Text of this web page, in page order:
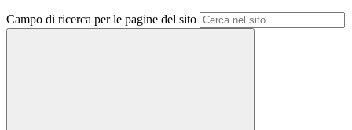
Campo di ricerca per le pagine del sito